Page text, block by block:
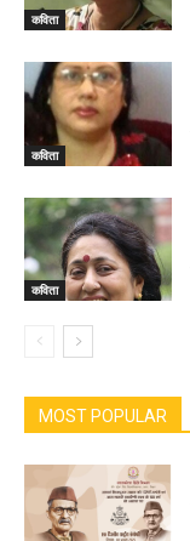
कविता
कविता
कविता
MOST POPULAR